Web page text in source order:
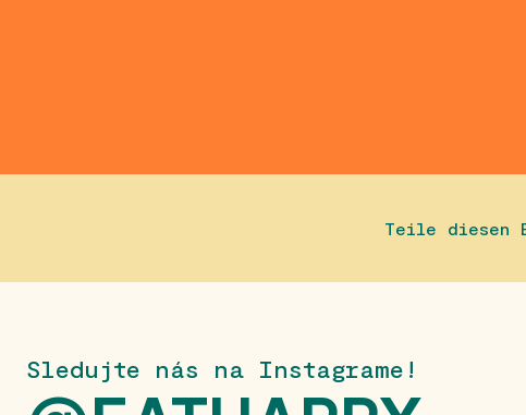
Teile diesen
Sledujte nás na Instagrame!